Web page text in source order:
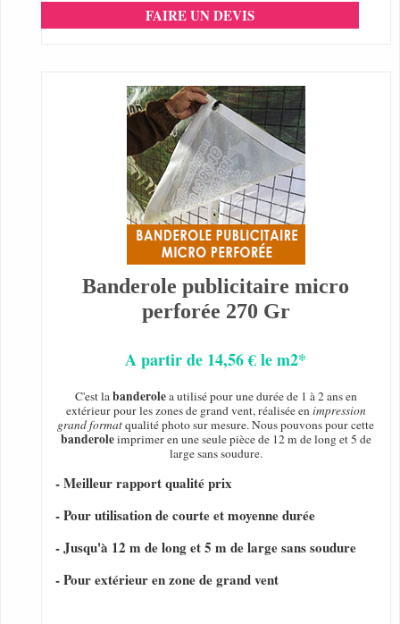
FAIRE UN DEVIS
Banderole publicitaire micro
perforée 270 Gr
A partir de 14,56 € le m2*
C'est labanderolea utilisé pour une durée de 1 à 2 ans en
extérieur pour les zones de grand vent, réalisée enimpression
grand formatqualité photo sur mesure. Nous pouvons pour cette
banderoleimprimer en une seule pièce de 12 m de long et 5 de
large sans soudure.
- Meilleur rapport qualité prix
- Pour utilisation de courte et moyenne durée
- Jusqu'à 12 m de long et 5 m de large sans soudure
- Pour extérieur en zone de grand vent